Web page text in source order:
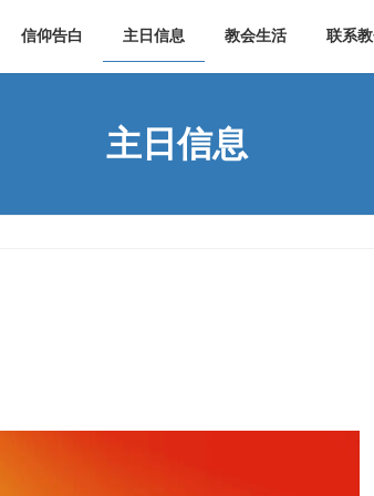
信仰告白 主日信息 教会生活 联系
主日信息